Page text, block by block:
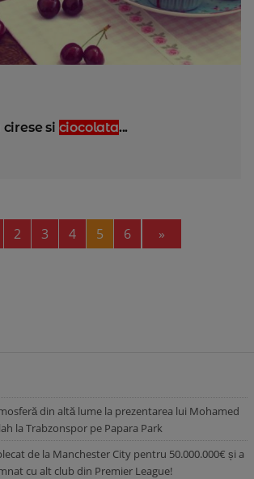
si ciocolata...
2 3 4 5 6 »
din altă lume la prezentarea lui Mohamed
la Trabzonspor pe Papara Park
de la Manchester City pentru 50.000.000€ și a
cu alt club din Premier League!